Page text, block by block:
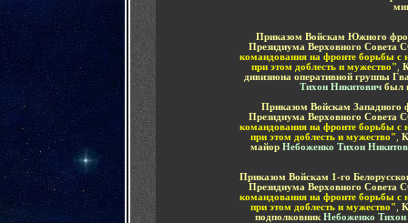
Приказом Войскам Южного
Президиума Верховного Совета
командования на фронте борьбы с
при этом доблесть и мужество"
дивизиона оперативной группы
Тихон Никитович был
Приказом Войскам Западного
Президиума Верховного Совета
командования на фронте борьбы с
при этом доблесть и мужество"
майор Небоженко Тихон
Приказом Войскам 1-го
Президиума Верховного Совета
командования на фронте борьбы с
при этом доблесть и мужество"
подполковник Небоженко